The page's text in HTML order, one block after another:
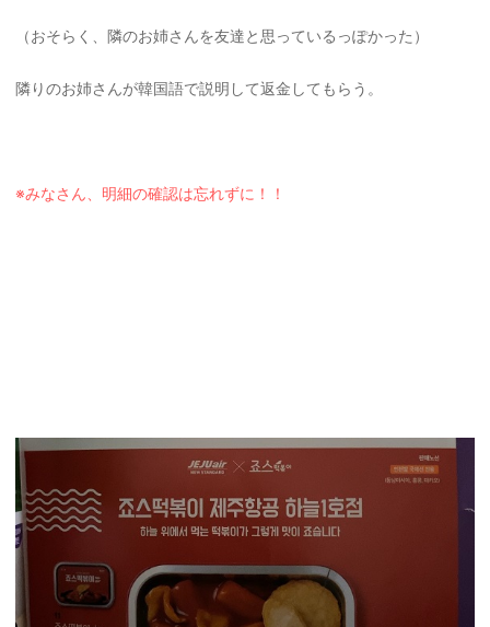
（おそらく、隣のお姉さんを友達と思っているっぽかった）
隣りのお姉さんが韓国語で説明して返金してもらう。
※みなさん、明細の確認は忘れずに！！